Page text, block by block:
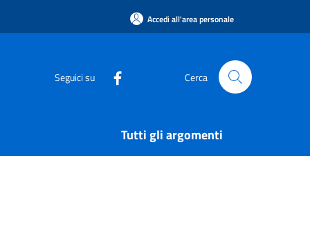
Accedi all'area personale
Seguici su Cerca
Tutti gli argomenti